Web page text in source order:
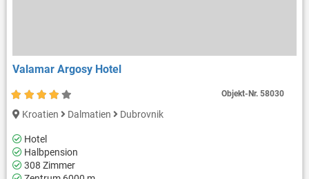
Valamar Argosy Hotel
Kroatien Dalmatien Dubrovnik
Hotel
Halbpension
308 Zimmer
Objekt-Nr.58030